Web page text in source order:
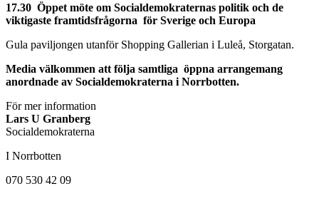
17.30 Öppet möte om Socialdemokraternas politik och de
viktigaste framtidsfrågorna för Sverige och Europa
Gula paviljongen utanför Shopping Gallerian i Luleå, Storgatan.
Media välkommen att följa samtliga öppna arrangemang
anordnade av Socialdemokraterna i Norrbotten.
För mer information
Lars U Granberg
Socialdemokraterna
I Norrbotten
070 530 42 09